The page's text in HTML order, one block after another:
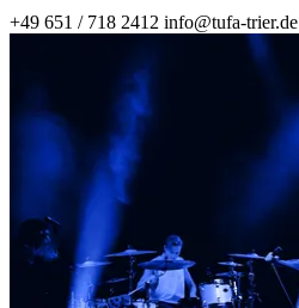
+49 651 / 718 2412 info@tufa-trier.de